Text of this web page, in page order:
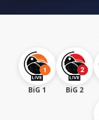
BiG 1 BiG 2